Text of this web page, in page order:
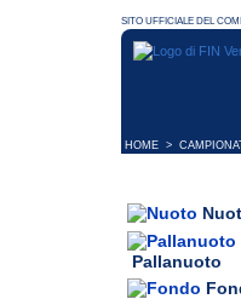
HOME >
Pallanuoto